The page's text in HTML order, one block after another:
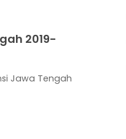
2019-
Jawa Tengah